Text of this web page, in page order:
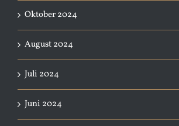
Oktober 2024
August 2024
Juli 2024
Juni 2024